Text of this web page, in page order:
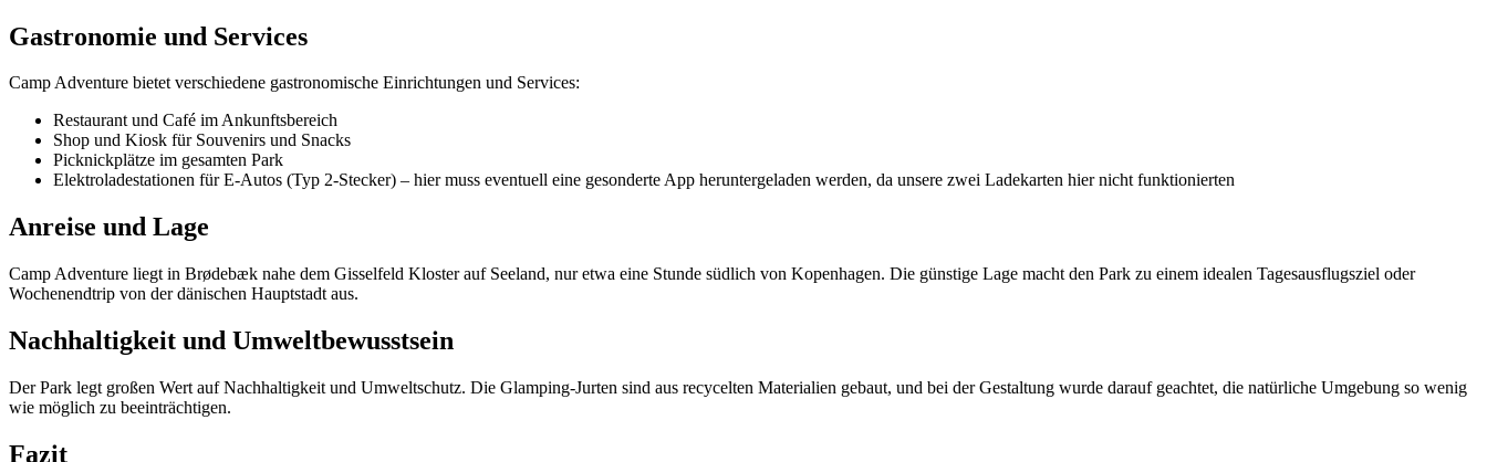
Gastronomie und Services
Camp Adventure bietet verschiedene gastronomische Einrichtungen und Services:
Restaurant und Café im Ankunftsbereich
Shop und Kiosk für Souvenirs und Snacks
Picknickplätze im gesamten Park
Elektroladestationen für E-Autos (Typ 2-Stecker) – hier muss eventuell eine gesonderte App heruntergeladen werden, da unsere zwei Ladekarten hier nicht funktionierten
Anreise und Lage
Camp Adventure liegt in Brødebæk nahe dem Gisselfeld Kloster auf Seeland, nur etwa eine Stunde südlich von Kopenhagen. Die günstige Lage macht den Park zu einem idealen Tagesausflugsziel oder
Wochenendtrip von der dänischen Hauptstadt aus.
Nachhaltigkeit und Umweltbewusstsein
Der Park legt großen Wert auf Nachhaltigkeit und Umweltschutz. Die Glamping-Jurten sind aus recycelten Materialien gebaut, und bei der Gestaltung wurde darauf geachtet, die natürliche Umgebung so wenig
wie möglich zu beeinträchtigen.
Fazit